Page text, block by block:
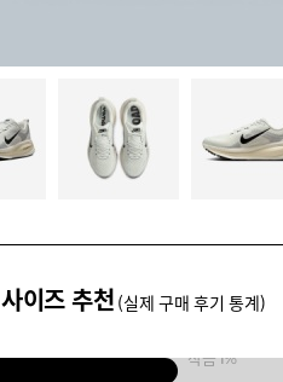
사이즈 추천 (실제 구매 후기 통계)
작음1%